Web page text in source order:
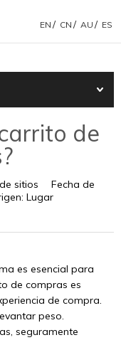
EN / CN / AU / ES
»
de
sitios
Fecha de
Lugar
es esencial para
de compras es
de compra.
peso.
seguramente